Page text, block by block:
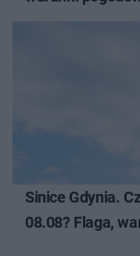
Sinice Gdynia.
08.08? Flaga,